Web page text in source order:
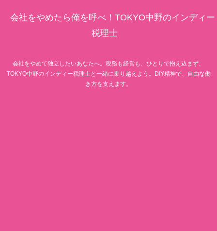
会社をやめたら俺を呼べ！TOKYO中野のインディー
税理士
会社をやめて独立したいあなたへ。税務も経営も、ひとりで抱え込まず、
TOKYO中野のインディー税理士と一緒に乗り越えよう。DIY精神で、自由な働
き方を支えます。